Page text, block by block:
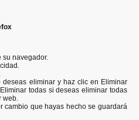
su navegador.
eliminar y haz clic en Eliminar
todas si deseas eliminar todas
web.
cambio que hayas hecho se guardará